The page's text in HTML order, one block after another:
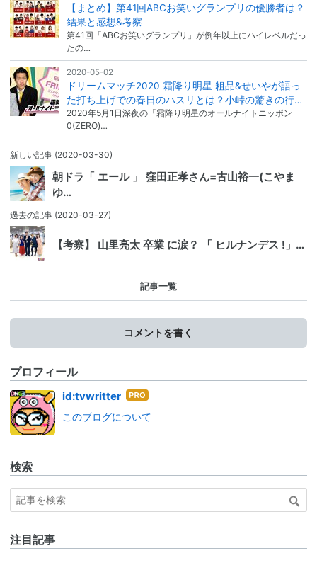
【まとめ】第41回ABCお笑いグランプリの優勝者は？
結果と感想&考察
第41回「ABCお笑いグランプリ」が例年以上にハイレベルだっ
たの…
2020-05-02
ドリームマッチ2020 霜降り明星 粗品&せいやが語っ
た打ち上げでの春日のハスリとは？小峠の驚きの行…
2020年5月1日深夜の「霜降り明星のオールナイトニッポン
0(ZERO)…
新しい記事 (2020-03-30)
朝ドラ「 エール 」 窪田正孝さん=古山裕一(こやま
ゆ…
過去の記事 (2020-03-27)
【考察】 山里亮太 卒業 に涙？ 「 ヒルナンデス !」…
記事一覧
コメントを書く
プロフィール
id:tvwritter はて
ログ
このブログについて
検索
注目記事